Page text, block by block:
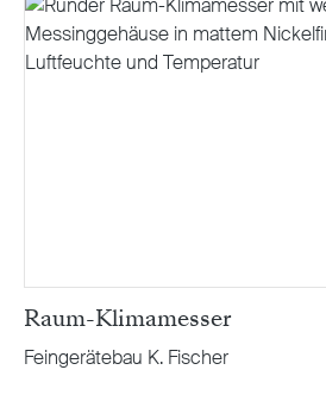
Raum-Klimamesser
Feingerätebau K. Fischer